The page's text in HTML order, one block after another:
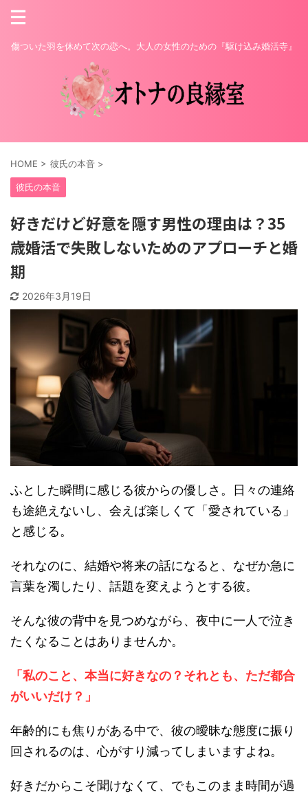
傷ついた羽を休めて次の恋へ。大人の女性のための『駆け込み婚活寺』
HOME > 彼氏の本音 >
彼氏の本音
好きだけど好意を隠す男性の理由は？35
歳婚活で失敗しないためのアプローチと婚
期
2026年3月19日
ふとした瞬間に感じる彼からの優しさ。日々の連絡
も途絶えないし、会えば楽しくて「愛されている」
と感じる。
それなのに、結婚や将来の話になると、なぜか急に
言葉を濁したり、話題を変えようとする彼。
そんな彼の背中を見つめながら、夜中に一人で泣き
たくなることはありませんか。
「私のこと、本当に好きなの？それとも、ただ都合
がいいだけ？」
年齢的にも焦りがある中で、彼の曖昧な態度に振り
回されるのは、心がすり減ってしまいますよね。
好きだからこそ聞けなくて、でもこのまま時間が過